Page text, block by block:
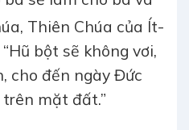
Thiên Chúa của Ít-
bột sẽ không vơi,
cho đến ngày Đức
mặt đất.”